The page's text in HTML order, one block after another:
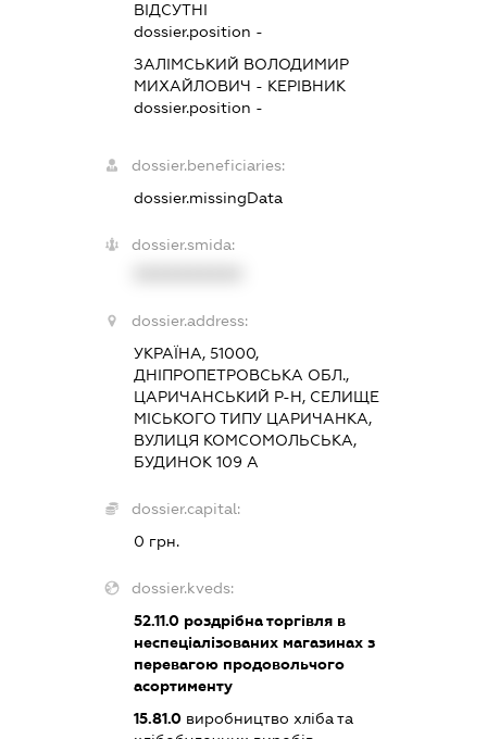
ВІДСУТНІ
dossier.position -
ЗАЛІМСЬКИЙ ВОЛОДИМИР
МИХАЙЛОВИЧ - КЕРІВНИК
dossier.position -
dossier.beneficiaries:
dossier.missingData
dossier.smida:
dossier.address:
УКРАЇНА, 51000,
ДНІПРОПЕТРОВСЬКА ОБЛ.,
ЦАРИЧАНСЬКИЙ Р-Н, СЕЛИЩЕ
МІСЬКОГО ТИПУ ЦАРИЧАНКА,
ВУЛИЦЯ КОМСОМОЛЬСЬКА,
БУДИНОК 109 А
dossier.capital:
0 грн.
dossier.kveds:
52.11.0роздрібна торгівля в
неспеціалізованих магазинах з
перевагою продовольчого
асортименту
15.81.0виробництво хліба та